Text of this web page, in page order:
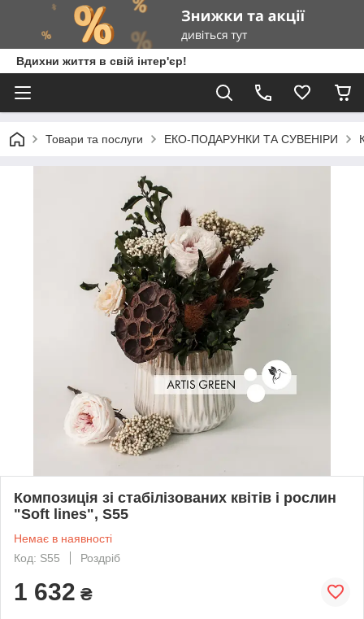
Вдихни життя в свій інтер'єр!
Товари та послуги ЕКО-ПОДАРУНКИ ТА СУВЕНІРИ
Композиція зі стабілізованих квітів і рослин
"Soft lines", S55
Немає в наявності
Код: S55
Роздріб
1 632 ₴